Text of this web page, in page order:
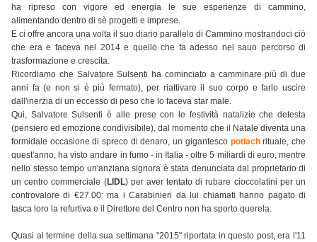
ha ripreso con vigore ed energia le sue esperienze di cammino,
alimentando dentro di sè progetti e imprese.
E ci offre ancora una volta il suo diario parallelo di Cammino mostrandoci ciò
che era e faceva nel 2014 e quello che fa adesso nel sauo percorso di
trasformazione e crescita.
Ricordiamo che Salvatore Sulsenti ha cominciato a camminare più di due
anni fa (e non si è più fermato), per riattivare il suo corpo e farlo uscire
dall'inerzia di un eccesso di peso che lo faceva star male.
Qui, Salvatore Sulsenti è alle prese con le festività natalizie che detesta
(pensiero ed emozione condivisibile), dal momento che il Natale diventa una
formidale occasione di spreco di denaro, un gigantesco potlachrituale, che
quest'anno, ha visto andare in fumo - in Italia - oltre 5 miliardi di euro, mentre
nello stesso tempo un'anziana signora è stata denunciata dal proprietario di
un centro commerciale (LIDL) per aver tentato di rubare cioccolatini per un
controvalore di €27.00: ma i Carabinieri da lui chiamati hanno pagato di
tasca loro la refurtiva e il Direttore del Centro non ha sporto querela.
Quasi al termine della sua settimana "2015" riportata in questo post, era l'11